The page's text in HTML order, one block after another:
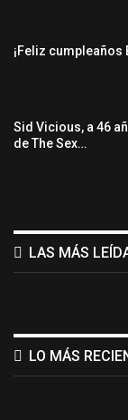
¡Feliz cumpleaños
Sid Vicious, a 46
de The Sex…
LAS MÁS
LO MÁS